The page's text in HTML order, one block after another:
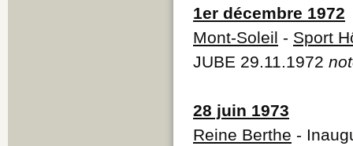
1er décembre 1972
Mont-Soleil - Sport
JUBE 29.11.1972
28 juin 1973
Reine Berthe -